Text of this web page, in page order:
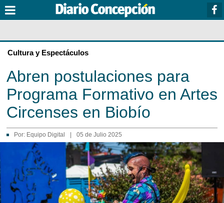
Cultura y Espectáculos
Abren postulaciones para
Programa Formativo en Artes
Circenses en Biobío
Por: Equipo Digital 05 de Julio 2025